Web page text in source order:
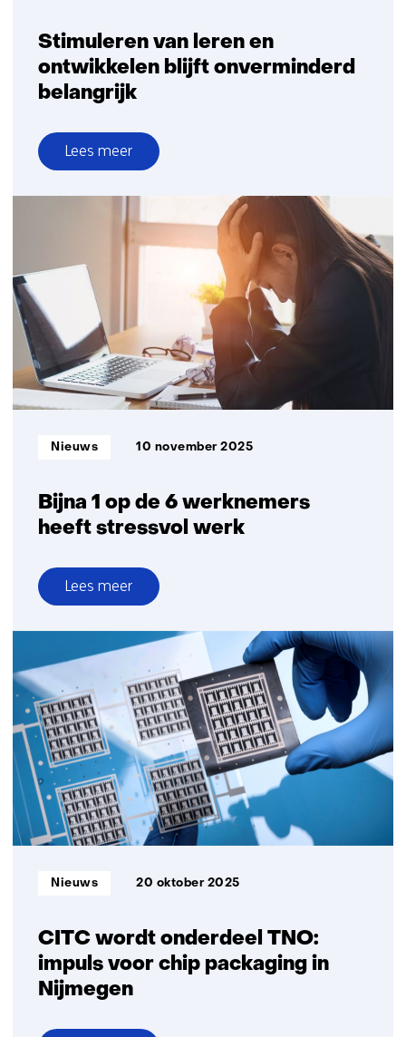
Stimuleren van leren en
ontwikkelen blijft onverminderd
belangrijk
Lees meer
over
Stimuleren
ontwikkelen
onverminderd
belangrijk
Bijna 1 op de 6 werknemers
heeft stressvol werk
Informatietype:
Nieuws 10 november 2025
Lees meer
over
Bijna
de
6
werknemers
heeft
stressvol
werk
CITC wordt onderdeel TNO:
impuls voor chip packaging in
Nijmegen
Informatietype:
Nieuws 20 oktober 2025